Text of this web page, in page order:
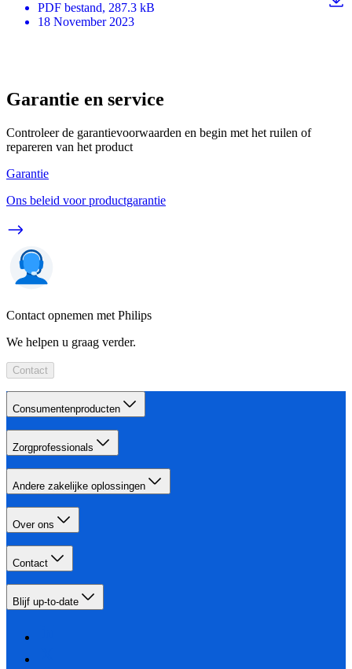
PDF bestand, 287.3 kB
18 November 2023
Garantie en service
Controleer de garantievoorwaarden en begin met het ruilen of
repareren van het product
Garantie
Ons beleid voor productgarantie
Contact opnemen met Philips
We helpen u graag verder.
Contact
Consumentenproducten
Zorgprofessionals
Andere zakelijke oplossingen
Over ons
Contact
Blijf up-to-date